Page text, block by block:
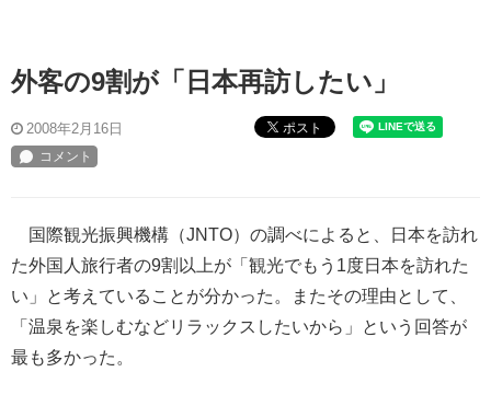
外客の9割が「日本再訪したい」
2008年2月16日 ポスト
国際観光振興機構（JNTO）の調べによると、日本を訪れ
た外国人旅行者の9割以上が「観光でもう1度日本を訪れた
い」と考えていることが分かった。またその理由として、
「温泉を楽しむなどリラックスしたいから」という回答が
最も多かった。